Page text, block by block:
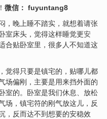
微信： fuyuntang8
，晚上睡不踏实，就想着请张
室床头，觉得这样睡觉更安
合贴卧室里，很多人不知道这
觉得只要是镇宅的，贴哪儿都
场偏刚，主要是用来挡外面的
室的。卧室是我们休息、放松
场，镇宅符的刚气放这儿，反
，反而达不到想要的安稳效